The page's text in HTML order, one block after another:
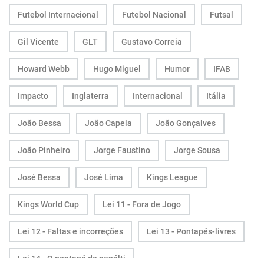
Futebol Internacional Futebol Nacional Futsal
Gil Vicente GLT Gustavo Correia
Howard Webb Hugo Miguel Humor IFAB
Impacto Inglaterra Internacional Itália
João Bessa João Capela João Gonçalves
João Pinheiro Jorge Faustino Jorge Sousa
José Bessa José Lima Kings League
Kings World Cup Lei 11 - Fora de Jogo
Lei 12 - Faltas e incorreções Lei 13 - Pontapés-livres